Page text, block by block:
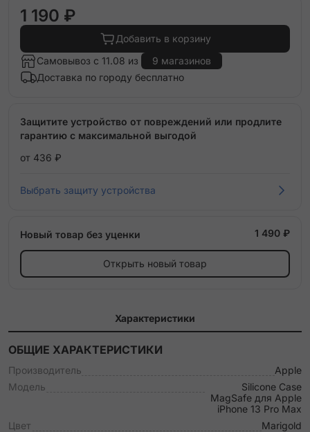
1 190 ₽
Добавить в корзину
Самовывоз с 11.08 из
9 магазинов
Доставка по городу бесплатно
Защитите устройство от повреждений или продлите
гарантию с максимальной выгодой
от 436 ₽
Выбрать защиту устройства
Новый товар без уценки 1 490 ₽
Открыть новый товар
Характеристики
ОБЩИЕ ХАРАКТЕРИСТИКИ
Производитель
Apple
Модель
Silicone Case
MagSafe для Apple
iPhone 13 Pro Max
Цвет
Marigold